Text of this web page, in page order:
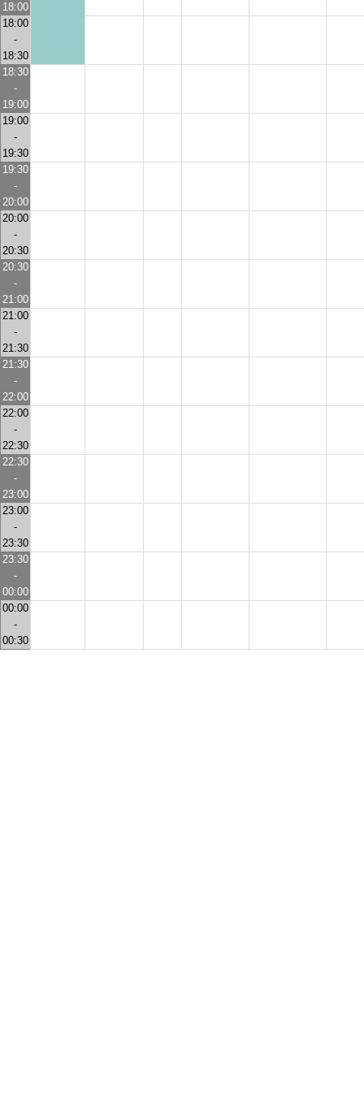
18:00
18:00
-
18:30
18:30
-
19:00
19:00
-
19:30
19:30
-
20:00
20:00
-
20:30
20:30
-
21:00
21:00
-
21:30
21:30
-
22:00
22:00
-
22:30
22:30
-
23:00
23:00
-
23:30
23:30
-
00:00
00:00
-
00:30